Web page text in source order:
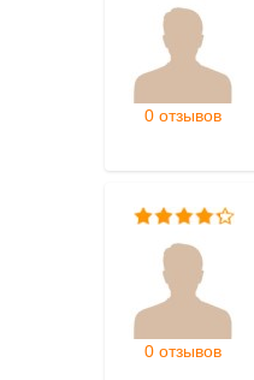
0 отзывов
0 отзывов